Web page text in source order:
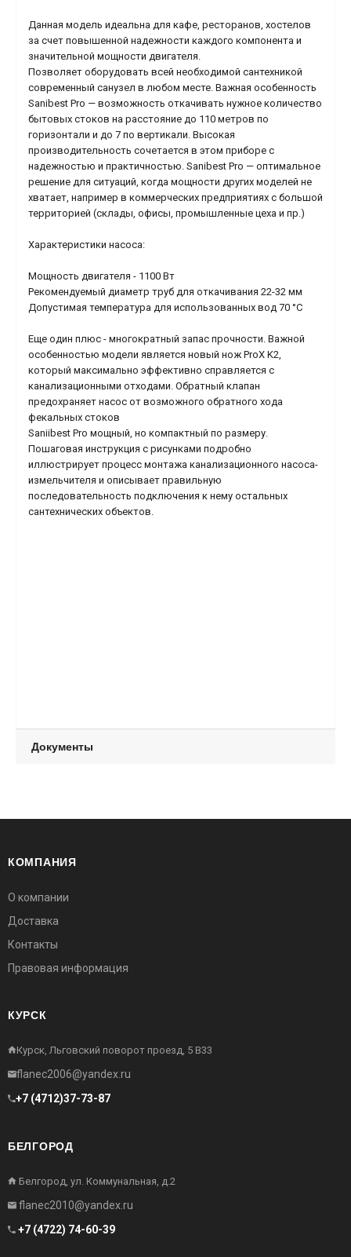
Данная модель идеальна для кафе, ресторанов, хостелов
за счет повышенной надежности каждого компонента и
значительной мощности двигателя.
Позволяет оборудовать всей необходимой сантехникой
современный санузел в любом месте. Важная особенность
Sanibest Pro — возможность откачивать нужное количество
бытовых стоков на расстояние до 110 метров по
горизонтали и до 7 по вертикали. Высокая
производительность сочетается в этом приборе с
надежностью и практичностью. Sanibest Pro — оптимальное
решение для ситуаций, когда мощности других моделей не
хватает, например в коммерческих предприятиях с большой
территорией (склады, офисы, промышленные цеха и пр.)
Характеристики насоса:
Мощность двигателя - 1100 Вт
Рекомендуемый диаметр труб для откачивания 22-32 мм
Допустимая температура для использованных вод 70 °С
Еще один плюс - многократный запас прочности. Важной
особенностью модели является новый нож ProX K2,
который максимально эффективно справляется с
канализационными отходами. Обратный клапан
предохраняет насос от возможного обратного хода
фекальных стоков
Saniibest Pro мощный, но компактный по размеру.
Пошаговая инструкция с рисунками подробно
иллюстрирует процесс монтажа канализационного насоса-
измельчителя и описывает правильную
последовательность подключения к нему остальных
сантехнических объектов.
Документы
КОМПАНИЯ
О компании
Доставка
Контакты
Правовая информация
КУРСК
Курск, Льговский поворот проезд, 5 В33
flanec2006@yandex.ru
+7 (4712)37-73-87
БЕЛГОРОД
Белгород, ул. Коммунальная, д.2
flanec2010@yandex.ru
+7 (4722) 74-60-39